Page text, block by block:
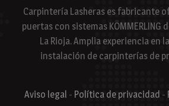
Carpintería Lasheras es fabricante
puertas con sistemas KÖMMERLING
La Rioja. Amplia experiencia en
instalación de carpinterías de
Aviso legal - Política de privacidad -